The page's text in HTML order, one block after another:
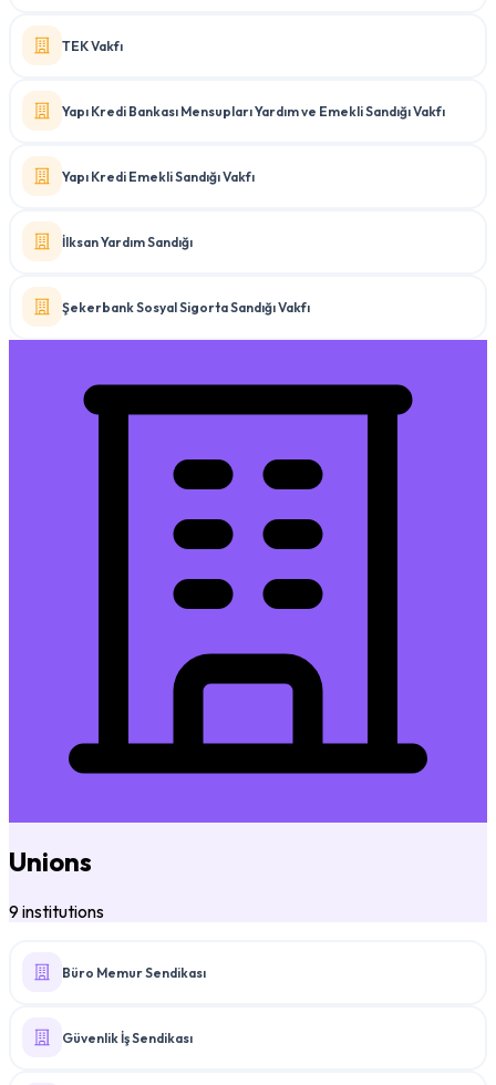
TEK Vakfı
Yapı Kredi Bankası Mensupları Yardım ve Emekli Sandığı Vakfı
Yapı Kredi Emekli Sandığı Vakfı
İlksan Yardım Sandığı
Şekerbank Sosyal Sigorta Sandığı Vakfı
Unions
9 institutions
Büro Memur Sendikası
Güvenlik İş Sendikası